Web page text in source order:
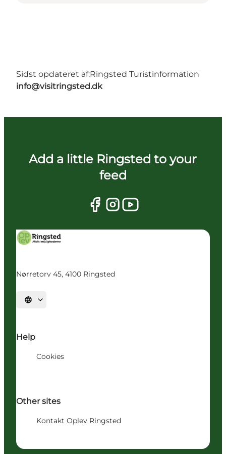
Sidst opdateret af:Ringsted Turistinformation
info@visitringsted.dk
Add a little Ringsted to your
feed
Nørretorv 45, 4100 Ringsted
Vælg sprog
Help
Cookies
Other sites
Kontakt Oplev Ringsted